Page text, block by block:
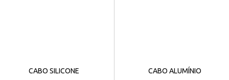
CABO SILICONE CABO ALUMÍNIO